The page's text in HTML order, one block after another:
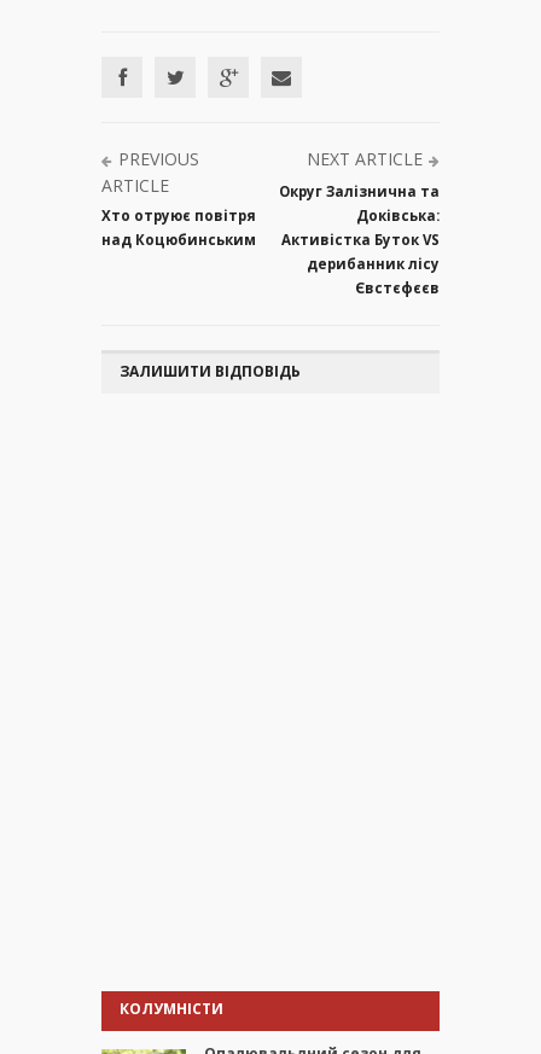
PREVIOUS
ARTICLE
Хто отруює повітря
над Коцюбинським
NEXT ARTICLE
Округ Залізнична та
Доківська:
Активістка Буток VS
дерибанник лісу
Євстєфєєв
ЗАЛИШИТИ ВІДПОВІДЬ
КОЛУМНІСТИ